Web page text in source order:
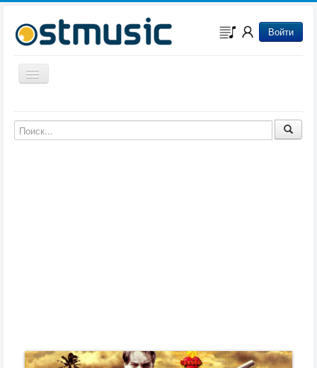
Войти
Включить/выключить навигацию
Музыка из мультфильмов
Музыка из сериалов